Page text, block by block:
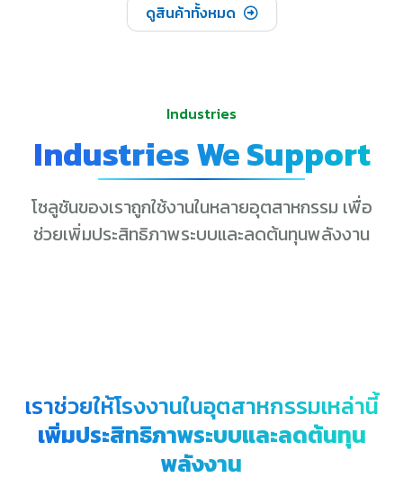
ดูสินค้าทั้งหมด
Industries
Industries We Support
โซลูชันของเราถูกใช้งานในหลายอุตสาหกรรม เพื่อ
ช่วยเพิ่มประสิทธิภาพระบบและลดต้นทุนพลังงาน
เราช่วยให้โรงงานในอุตสาหกรรมเหล่านี้
เพิ่มประสิทธิภาพระบบและลดต้นทุน
พลังงาน